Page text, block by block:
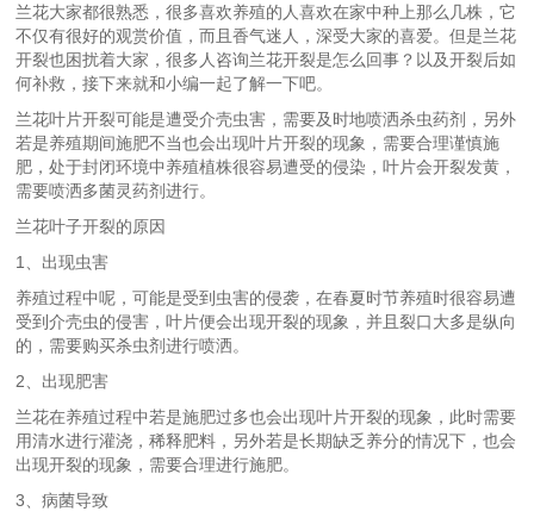
兰花大家都很熟悉，很多喜欢养殖的人喜欢在家中种上那么几株，它
不仅有很好的观赏价值，而且香气迷人，深受大家的喜爱。但是兰花
开裂也困扰着大家，很多人咨询兰花开裂是怎么回事？以及开裂后如
何补救，接下来就和小编一起了解一下吧。
兰花叶片开裂可能是遭受介壳虫害，需要及时地喷洒杀虫药剂，另外
若是养殖期间施肥不当也会出现叶片开裂的现象，需要合理谨慎施
肥，处于封闭环境中养殖植株很容易遭受的侵染，叶片会开裂发黄，
需要喷洒多菌灵药剂进行。
兰花叶子开裂的原因
1、出现虫害
养殖过程中呢，可能是受到虫害的侵袭，在春夏时节养殖时很容易遭
受到介壳虫的侵害，叶片便会出现开裂的现象，并且裂口大多是纵向
的，需要购买杀虫剂进行喷洒。
2、出现肥害
兰花在养殖过程中若是施肥过多也会出现叶片开裂的现象，此时需要
用清水进行灌浇，稀释肥料，另外若是长期缺乏养分的情况下，也会
出现开裂的现象，需要合理进行施肥。
3、病菌导致